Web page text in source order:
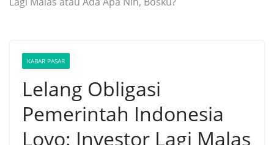
KABAR PASAR
Lelang Obligasi
Pemerintah Indonesia
Loyo: Investor Lagi Malas